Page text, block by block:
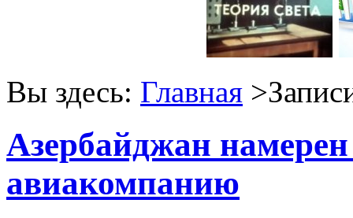
Вы здесь: Главная
Азербайджан намерен
авиакомпанию